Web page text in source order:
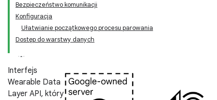
Bezpieczeństwo komunikacji
Konfiguracja
Ułatwianie początkowego procesu parowania
Dostęp do warstwy danych
Interfejs
Wearable Data
Layer API, który